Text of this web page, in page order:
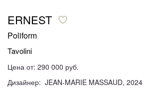
ERNEST
Poliform
Tavolini
Цена от: 290 000 руб.
Дизайнер: JEAN-MARIE MASSAUD, 2024